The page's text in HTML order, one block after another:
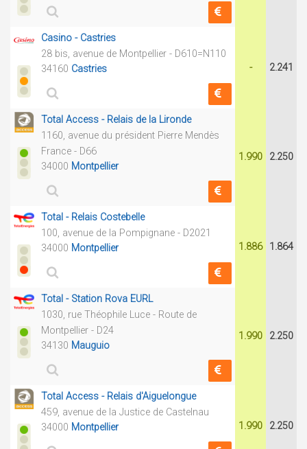
Casino - Castries
28 bis, avenue de Montpellier - D610=N110
34160 Castries - 2.241
Total Access - Relais de la Lironde
1160, avenue du président Pierre Mendès
France - D66
34000 Montpellier
1.990 2.250
Total - Relais Costebelle
100, avenue de la Pompignane - D2021
34000 Montpellier 1.886 1.864
Total - Station Rova EURL
1030, rue Théophile Luce - Route de
Montpellier - D24
34130 Mauguio
1.990 2.250
Total Access - Relais d'Aiguelongue
459, avenue de la Justice de Castelnau
34000 Montpellier 1.990 2.250